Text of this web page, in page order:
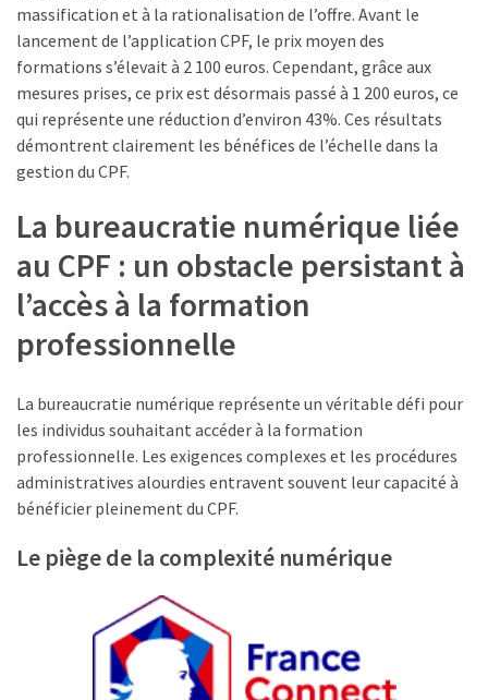
MOST
USED
CATEGORIES
News
(1 096)
Agenda
Interviews
RH
(93)
Droit
formation
massification et à la rationalisation de l’offre. Avant le
lancement de l’application CPF, le prix moyen des
formations s’élevait à 2 100 euros. Cependant, grâce aux
mesures prises, ce prix est désormais passé à 1 200 euros, ce
qui représente une réduction d’environ 43%. Ces résultats
démontrent clairement les bénéfices de l’échelle dans la
gestion du CPF.
La bureaucratie numérique liée
au CPF : un obstacle persistant à
l’accès à la formation
professionnelle
La bureaucratie numérique représente un véritable défi pour
les individus souhaitant accéder à la formation
professionnelle. Les exigences complexes et les procédures
administratives alourdies entravent souvent leur capacité à
bénéficier pleinement du CPF.
Le piège de la complexité numérique